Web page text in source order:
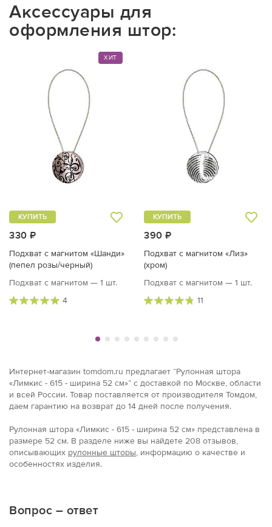
Аксессуары для
оформления штор:
ХИТ
330 ₽
КУПИТЬ
Подхват с магнитом «Шанди»
(пепел розы/черный)
Подхват с магнитом — 1 шт.
4
390 ₽
КУПИТЬ
Подхват с магнитом «Лиз»
(хром)
Подхват с магнитом — 1 шт.
11
Интернет-магазин tomdom.ru предлагает “Рулонная штора
«Лимкис - 615 - ширина 52 см»” с доставкой по Москве, области
и всей России. Товар поставляется от производителя Томдом,
даем гарантию на возврат до 14 дней после получения.
Рулонная штора «Лимкис - 615 - ширина 52 см» представлена в
размерe 52 см. В разделе ниже вы найдете 208 отзывов,
описывающих рулонные шторы, информацию о качестве и
особенностях изделия.
Вопрос – ответ